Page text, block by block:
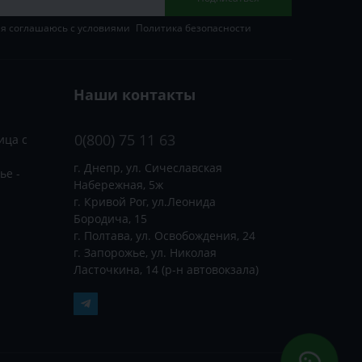
соглашаюсь с условиями Политика безопасности
с
-
Наши контакты
0(800) 75 11 63
г. Днепр, ул. Сичеславская
Набережная, 5ж
г. Кривой Рог, ул.Леонида
Бородича, 15
г. Полтава, ул. Освобождения, 24
г. Запорожье, ул. Николая
Ласточкина, 14 (р-н автовокзала)